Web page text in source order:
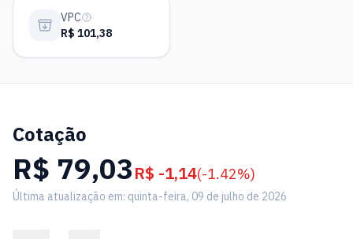
VPC
R$ 101,38
Cotação
R$ 79,03R$ -1,14(-1.42%)
Última atualização em: quinta-feira, 09 de julho de 2026